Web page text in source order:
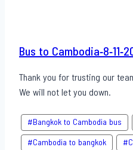
Bus to Cambodia-8-11-
Thank you for trusting our
We will not let you down.
#Bangkok to Cambodia bus
#Cambodia to bangkok